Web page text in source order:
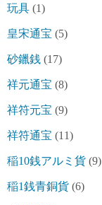
玩具 (1)
皇宋通宝 (5)
砂鑞銭 (17)
祥元通宝 (8)
祥符元宝 (9)
祥符通宝 (11)
稲10銭アルミ貨 (9)
稲1銭青銅貨 (6)